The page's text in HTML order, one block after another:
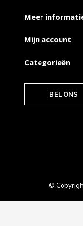
Meer
Mijn account
Categorieën
BEL ONS
©